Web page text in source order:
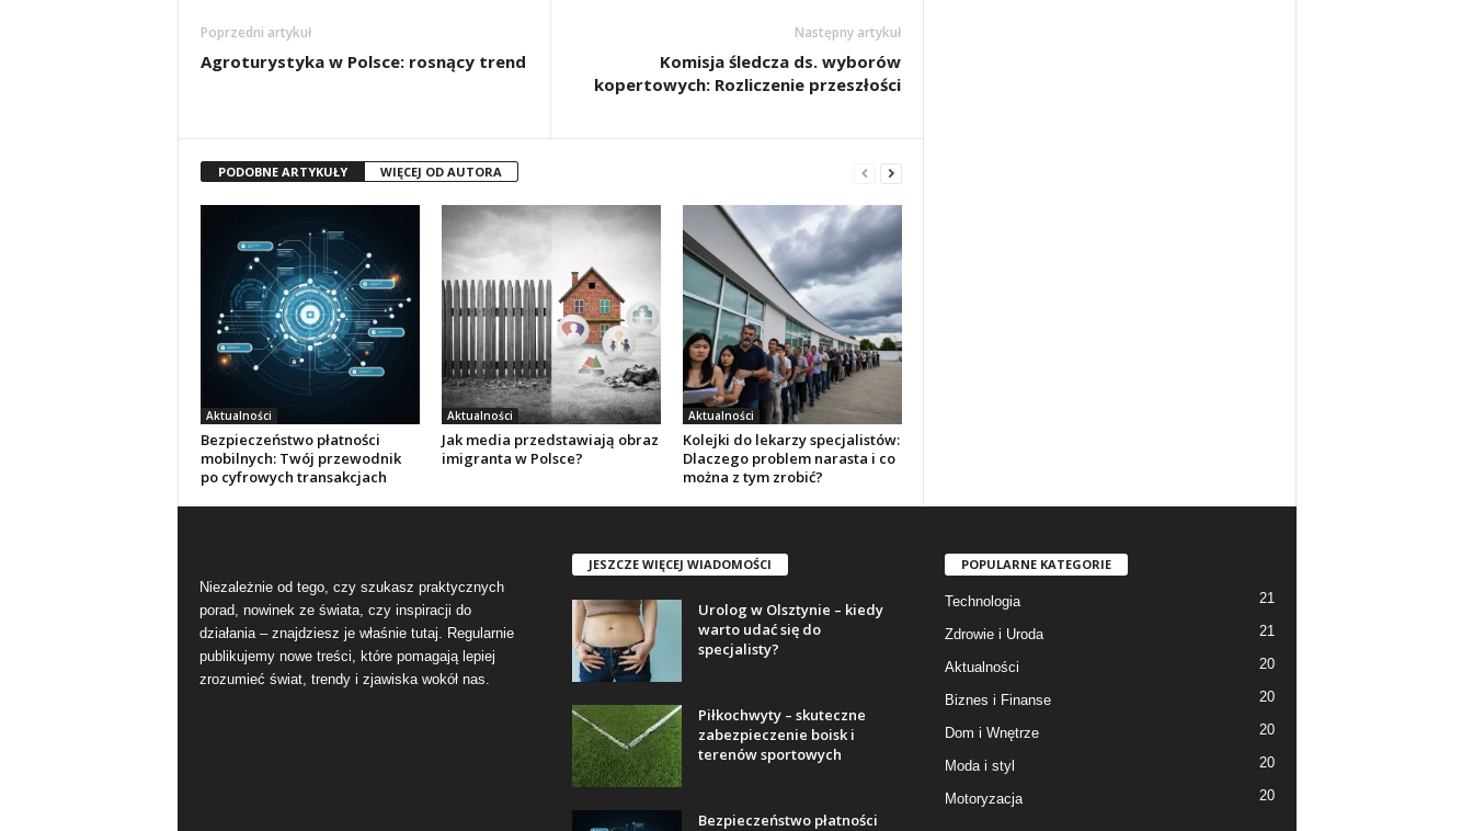
Poprzedni artykuł
Agroturystyka w Polsce: rosnący trend
Następny artykuł
Komisja śledcza ds. wyborów
kopertowych: Rozliczenie przeszłości
PODOBNE ARTYKUŁY WIĘCEJ OD AUTORA
Aktualności
Bezpieczeństwo płatności
mobilnych: Twój przewodnik
po cyfrowych transakcjach
Aktualności
Jak media przedstawiają obraz
imigranta w Polsce?
Aktualności
Kolejki do lekarzy specjalistów:
Dlaczego problem narasta i co
można z tym zrobić?
Niezależnie od tego, czy szukasz praktycznych
porad, nowinek ze świata, czy inspiracji do
działania – znajdziesz je właśnie tutaj. Regularnie
publikujemy nowe treści, które pomagają lepiej
zrozumieć świat, trendy i zjawiska wokół nas.
JESZCZE WIĘCEJ WIADOMOŚCI
Urolog w Olsztynie – kiedy
warto udać się do
specjalisty?
Piłkochwyty – skuteczne
zabezpieczenie boisk i
terenów sportowych
Bezpieczeństwo płatności
POPULARNE KATEGORIE
Technologia 21
Zdrowie i Uroda 21
Aktualności 20
Biznes i Finanse 20
Dom i Wnętrze 20
Moda i styl 20
Motoryzacja 20